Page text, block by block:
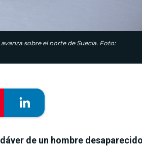
sobre el norte de Suecia. Foto:
de un hombre